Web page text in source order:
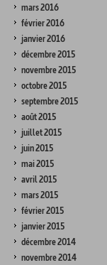
mars 2016
février 2016
janvier 2016
décembre 2015
novembre 2015
octobre 2015
septembre 2015
août 2015
juillet 2015
juin 2015
mai 2015
avril 2015
mars 2015
février 2015
janvier 2015
décembre 2014
novembre 2014